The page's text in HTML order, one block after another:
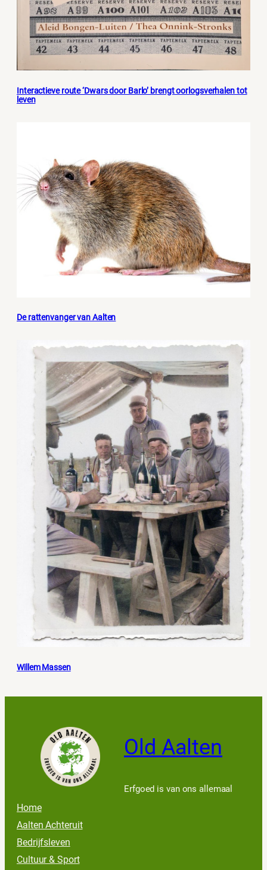
Interactieve route ‘Dwars door Barlo’ brengt oorlogsverhalen tot
leven
De rattenvanger van Aalten
Willem Massen
Old Aalten
Erfgoed is van ons allemaal
Home
Aalten Achteruit
Bedrijfsleven
Cultuur & Sport